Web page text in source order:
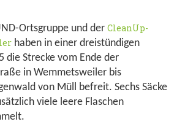
Ortsgruppe und der CleanUp-
haben in einer dreistündigen
die Strecke vom Ende der
in Wemmetsweiler bis
von Müll befreit. Sechs Säcke
viele leere Flaschen